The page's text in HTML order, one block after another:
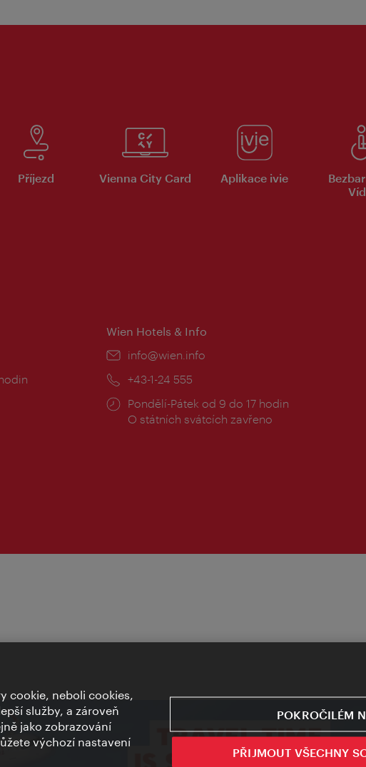
Příjezd Vienna City Card Aplikace ivie
Wien Hotels & Info
E-
info@wien.info
Telefon:
+43-1-24 555
Provozní
doba:
Pondělí-Pátek od 9 do 17 hodin
O státních svátcích zavřeno
cookie, neboli cookies,
služby, a zároveň
jako zobrazování
výchozí nastavení
POKROČILÉM
PŘIJMOUT VŠECHNY